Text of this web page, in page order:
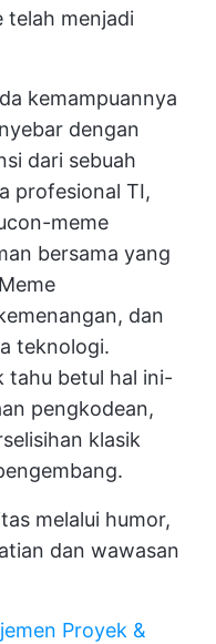
telah menjadi
kemampuannya
dengan
dari sebuah
profesional TI,
meme
bersama yang
dan
teknologi.
tahu betul hal ini-
pengkodean,
klasik
melalui humor,
dan wawasan
Proyek &